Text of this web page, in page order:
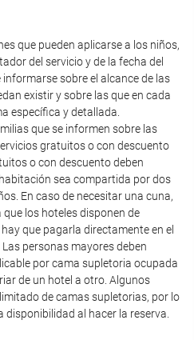
que pueden aplicarse a los niños,
del servicio y de la fecha del
sobre el alcance de las
existir y sobre las que en cada
específica y detallada.
que se informen sobre las
gratuitos o con descuento
o con descuento deben
sea compartida por dos
En caso de necesitar una cuna,
los hoteles disponen de
que pagarla directamente en el
personas mayores deben
por cama supletoria ocupada
de un hotel a otro. Algunos
de camas supletorias, por lo
al hacer la reserva.